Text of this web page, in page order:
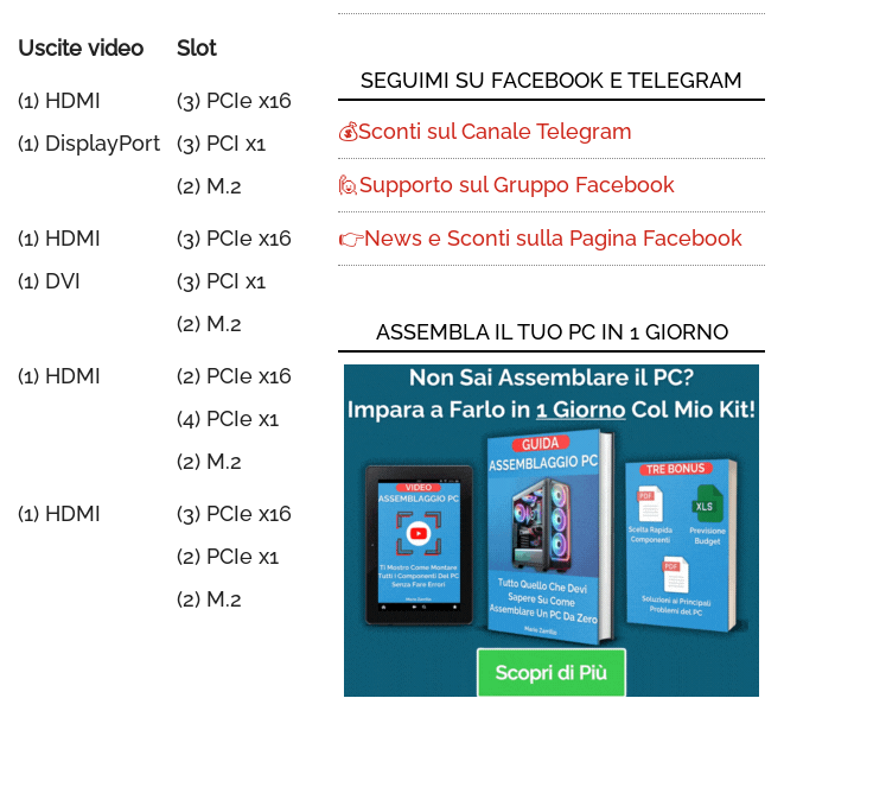
Uscite video Slot
(1) HDMI
(1) DisplayPort
(3) PCIe x16
(3) PCI x1
(2) M.2
(1) HDMI
(1) DVI
(3) PCIe x16
(3) PCI x1
(2) M.2
(1) HDMI
(2) PCIe x16
(4) PCIe x1
(2) M.2
(1) HDMI
(3) PCIe x16
(2) PCIe x1
(2) M.2
SEGUIMI SU FACEBOOK E TELEGRAM
💰Sconti sul Canale Telegram
🙋Supporto sul Gruppo Facebook
👉News e Sconti sulla Pagina Facebook
ASSEMBLA IL TUO PC IN 1 GIORNO